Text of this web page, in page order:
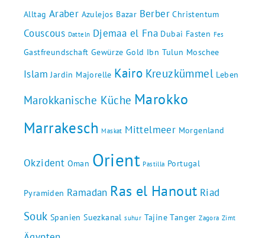
Alltag Araber Azulejos Bazar Berber Christentum
Couscous Datteln Djemaa el Fna Dubai Fasten Fes
Gastfreundschaft Gewürze Gold Ibn Tulun Moschee
Islam Jardin Majorelle Kairo Kreuzkümmel Leben
Marokkanische Küche Marokko
Marrakesch Maskat Mittelmeer Morgenland
Okzident Oman Orient Pastilla Portugal
Pyramiden Ramadan Ras el Hanout Riad
Souk Spanien Suezkanal suhur Tajine Tanger Zagora Zimt